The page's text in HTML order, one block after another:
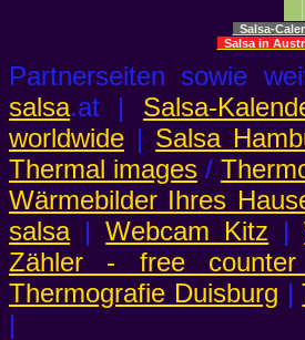
Salsa-
Salsa in
Partnerseiten sowie
salsa.at | Salsa-
worldwide | Salsa
Thermal images /
Wärmebilder Ihres
salsa|Webcam Kitz |
Zähler - free counter
Thermografie Duisburg |
|